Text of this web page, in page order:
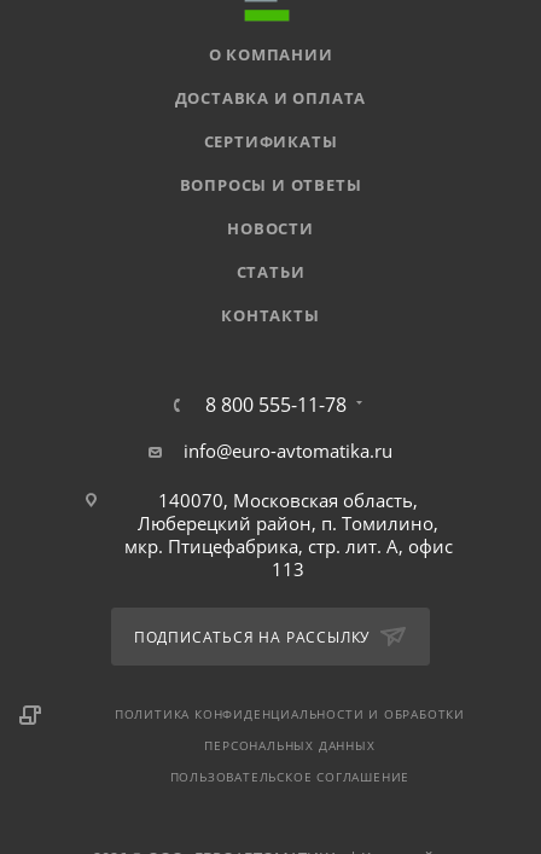
О КОМПАНИИ
ДОСТАВКА И ОПЛАТА
СЕРТИФИКАТЫ
ВОПРОСЫ И ОТВЕТЫ
НОВОСТИ
СТАТЬИ
КОНТАКТЫ
8 800 555-11-78
info@euro-avtomatika.ru
140070, Московская область,
Люберецкий район, п. Томилино,
мкр. Птицефабрика, стр. лит. А, офис
113
ПОДПИСАТЬСЯ НА РАССЫЛКУ
ПОЛИТИКА КОНФИДЕНЦИАЛЬНОСТИ И ОБРАБОТКИ
ПЕРСОНАЛЬНЫХ ДАННЫХ
ПОЛЬЗОВАТЕЛЬСКОЕ СОГЛАШЕНИЕ